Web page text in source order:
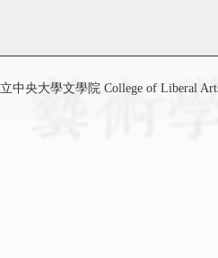
中央大學文學院 College of Liberal